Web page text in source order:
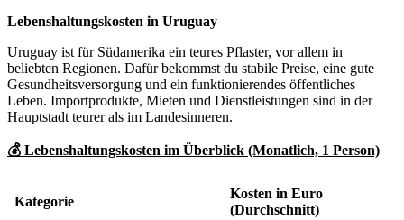
Lebenshaltungskosten in Uruguay
Uruguay ist für Südamerika ein teures Pflaster, vor allem in
beliebten Regionen. Dafür bekommst du stabile Preise, eine gute
Gesundheitsversorgung und ein funktionierendes öffentliches
Leben. Importprodukte, Mieten und Dienstleistungen sind in der
Hauptstadt teurer als im Landesinneren.
💰 Lebenshaltungskosten im Überblick (Monatlich, 1 Person)
Kategorie
Kosten in Euro
(Durchschnitt)